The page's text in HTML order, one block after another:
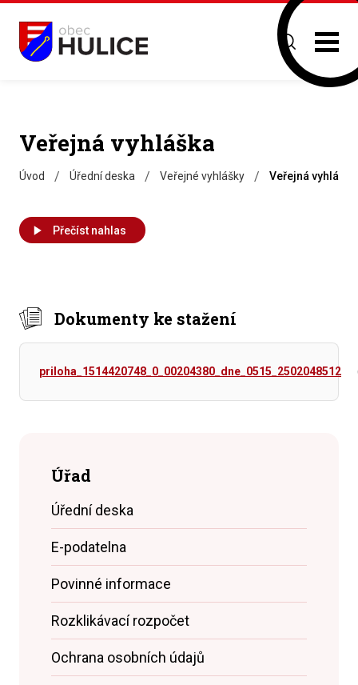
Veřejná vyhláška
Úvod / Úřední deska / Veřejné vyhlášky / Veřejná vyhláška
Přečíst nahlas
Dokumenty ke stažení
priloha_1514420748_0_00204380_dne_0515_2502048512
Úřad
Úřední deska
E-podatelna
Povinné informace
Rozklikávací rozpočet
Ochrana osobních údajů